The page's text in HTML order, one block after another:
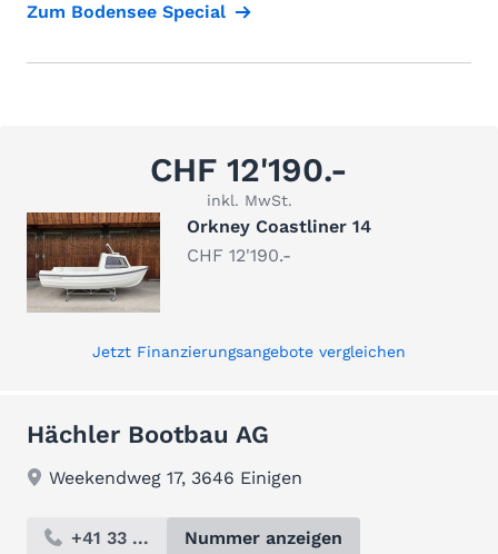
Zum Bodensee Special
CHF 12'190.-
inkl. MwSt.
Orkney Coastliner 14
CHF 12'190.-
Jetzt Finanzierungsangebote vergleichen
Hächler Bootbau AG
Weekendweg 17, 3646 Einigen
+41 33 ... Nummer anzeigen